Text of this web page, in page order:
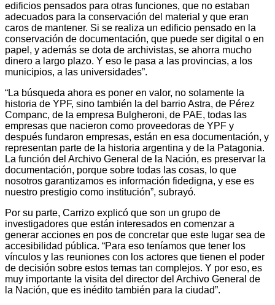
edificios pensados para otras funciones, que no estaban
adecuados para la conservación del material y que eran
caros de mantener. Si se realiza un edificio pensado en la
conservación de documentación, que puede ser digital o en
papel, y además se dota de archivistas, se ahorra mucho
dinero a largo plazo. Y eso le pasa a las provincias, a los
municipios, a las universidades”.
“La búsqueda ahora es poner en valor, no solamente la
historia de YPF, sino también la del barrio Astra, de Pérez
Companc, de la empresa Bulgheroni, de PAE, todas las
empresas que nacieron como proveedoras de YPF y
después fundaron empresas, están en esa documentación, y
representan parte de la historia argentina y de la Patagonia.
La función del Archivo General de la Nación, es preservar la
documentación, porque sobre todas las cosas, lo que
nosotros garantizamos es información fidedigna, y ese es
nuestro prestigio como institución”, subrayó.
Por su parte, Carrizo explicó que son un grupo de
investigadores que están interesados en comenzar a
generar acciones en pos de concretar que este lugar sea de
accesibilidad pública. “Para eso teníamos que tener los
vínculos y las reuniones con los actores que tienen el poder
de decisión sobre estos temas tan complejos. Y por eso, es
muy importante la visita del director del Archivo General de
la Nación, que es inédito también para la ciudad”.